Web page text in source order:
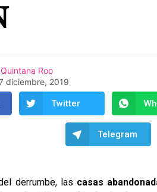
Roo
diciembre, 2019
Twitter
Telegram
derrumbe, las casas